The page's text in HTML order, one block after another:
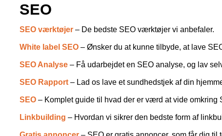
SEO
SEO værktøjer – De bedste SEO værktøjer vi anbefaler.
White label SEO – Ønsker du at kunne tilbyde, at lave
SEO Analyse – Få udarbejdet en SEO analyse, og lav
SEO Rapport – Lad os lave et sundhedstjek af din
SEO – Komplet guide til hvad der er værd at vide omkring
Linkbuilding – Hvordan vi sikrer den bedste form af